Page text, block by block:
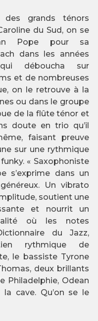
des grands ténors
du Sud, on se
Pope pour sa
dans les années
déboucha sur
et de nombreuses
on le retrouve à la
ou dans le groupe
de la flûte ténor et
doute en trio qu’il
faisant preuve
sur une rythmique
« Saxophoniste
s’exprime dans un
Un vibrato
soutient une
et nourrit un
où les notes
du Jazz,
rythmique de
le bassiste Tyrone
deux brillants
Philadelphie, Odean
cave. Qu’on se le